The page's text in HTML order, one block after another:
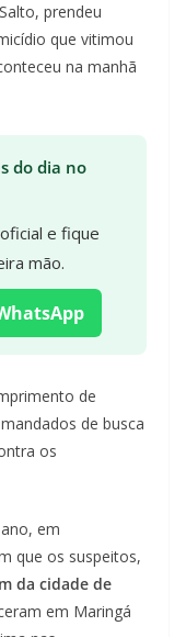
prendeu
que vitimou
na manhã
do dia no
e fique
mão.
de
de busca
os
em
que os suspeitos,
da cidade de
em Maringá